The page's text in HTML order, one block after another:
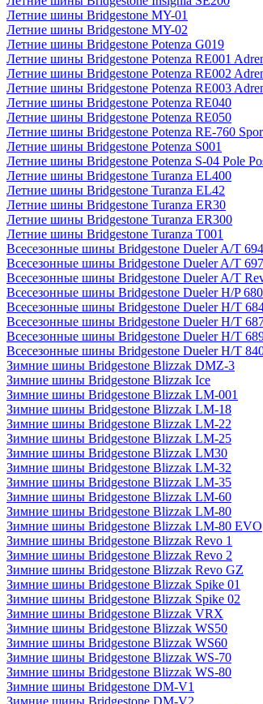
Летние шины Bridgestone MY-01
Летние шины Bridgestone MY-02
Летние шины Bridgestone Potenza G019
Летние шины Bridgestone Potenza RE001
Летние шины Bridgestone Potenza RE002
Летние шины Bridgestone Potenza RE003
Летние шины Bridgestone Potenza RE040
Летние шины Bridgestone Potenza RE050
Летние шины Bridgestone Potenza RE-760
Летние шины Bridgestone Potenza S001
Летние шины Bridgestone Potenza S-04 Pole
Летние шины Bridgestone Turanza EL400
Летние шины Bridgestone Turanza EL42
Летние шины Bridgestone Turanza ER30
Летние шины Bridgestone Turanza ER300
Летние шины Bridgestone Turanza T001
Всесезонные шины Bridgestone Dueler A/T 694
Всесезонные шины Bridgestone Dueler A/T 697
Всесезонные шины Bridgestone Dueler A/T
Всесезонные шины Bridgestone Dueler H/P 680
Всесезонные шины Bridgestone Dueler H/T
Всесезонные шины Bridgestone Dueler H/T
Всесезонные шины Bridgestone Dueler H/T
Всесезонные шины Bridgestone Dueler H/T
Зимние шины Bridgestone Blizzak DMZ-3
Зимние шины Bridgestone Blizzak Ice
Зимние шины Bridgestone Blizzak LM-001
Зимние шины Bridgestone Blizzak LM-18
Зимние шины Bridgestone Blizzak LM-22
Зимние шины Bridgestone Blizzak LM-25
Зимние шины Bridgestone Blizzak LM30
Зимние шины Bridgestone Blizzak LM-32
Зимние шины Bridgestone Blizzak LM-35
Зимние шины Bridgestone Blizzak LM-60
Зимние шины Bridgestone Blizzak LM-80
Зимние шины Bridgestone Blizzak LM-80 EVO
Зимние шины Bridgestone Blizzak Revo 1
Зимние шины Bridgestone Blizzak Revo 2
Зимние шины Bridgestone Blizzak Revo GZ
Зимние шины Bridgestone Blizzak Spike 01
Зимние шины Bridgestone Blizzak Spike 02
Зимние шины Bridgestone Blizzak VRX
Зимние шины Bridgestone Blizzak WS50
Зимние шины Bridgestone Blizzak WS60
Зимние шины Bridgestone Blizzak WS-70
Зимние шины Bridgestone Blizzak WS-80
Зимние шины Bridgestone DM-V1
Зимние шины Bridgestone DM-V2